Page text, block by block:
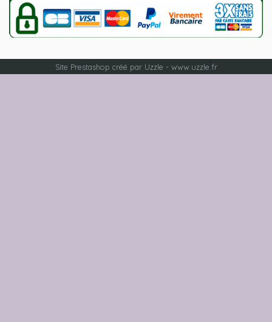
Site Prestashop créé par Uzzle - www.uzzle.fr